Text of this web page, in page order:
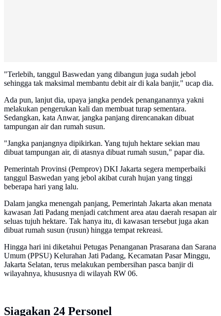
"Terlebih, tanggul Baswedan yang dibangun juga sudah jebol
sehingga tak maksimal membantu debit air di kala banjir," ucap dia.
Ada pun, lanjut dia, upaya jangka pendek penanganannya yakni
melakukan pengerukan kali dan membuat turap sementara.
Sedangkan, kata Anwar, jangka panjang direncanakan dibuat
tampungan air dan rumah susun.
"Jangka panjangnya dipikirkan. Yang tujuh hektare sekian mau
dibuat tampungan air, di atasnya dibuat rumah susun," papar dia.
Pemerintah Provinsi (Pemprov) DKI Jakarta segera memperbaiki
tanggul Baswedan yang jebol akibat curah hujan yang tinggi
beberapa hari yang lalu.
Dalam jangka menengah panjang, Pemerintah Jakarta akan menata
kawasan Jati Padang menjadi catchment area atau daerah resapan air
seluas tujuh hektare. Tak hanya itu, di kawasan tersebut juga akan
dibuat rumah susun (rusun) hingga tempat rekreasi.
Hingga hari ini diketahui Petugas Penanganan Prasarana dan Sarana
Umum (PPSU) Kelurahan Jati Padang, Kecamatan Pasar Minggu,
Jakarta Selatan, terus melakukan pembersihan pasca banjir di
wilayahnya, khususnya di wilayah RW 06.
Siagakan 24 Personel